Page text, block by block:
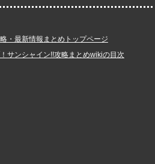
・最新情報まとめトップページ
サンシャイン!!攻略まとめwikiの目次